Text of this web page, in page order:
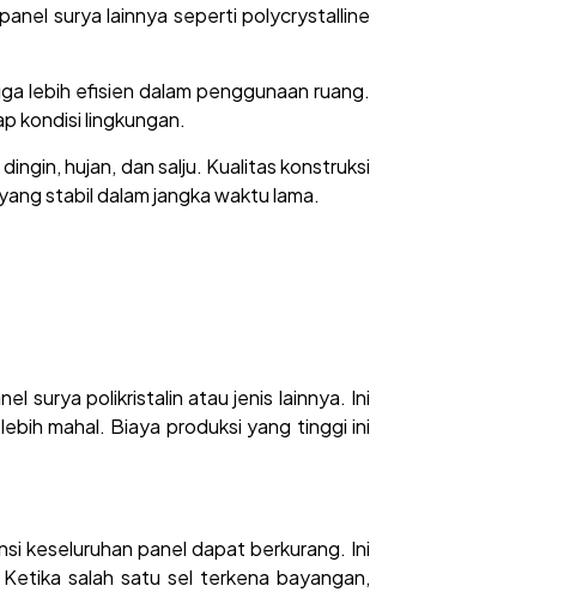
surya lainnya seperti polycrystalline
lebih efisien dalam penggunaan ruang.
kondisi lingkungan.
hujan, dan salju. Kualitas konstruksi
stabil dalam jangka waktu lama.
surya polikristalin atau jenis lainnya. Ini
mahal. Biaya produksi yang tinggi ini
keseluruhan panel dapat berkurang. Ini
salah satu sel terkena bayangan,